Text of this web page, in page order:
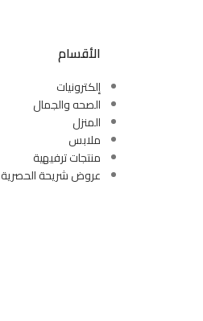
الأقسام
إلكترونيات
الصحه والجمال
المنزل
ملابس
منتجات ترفيهية
عروض شريحة الحصرية